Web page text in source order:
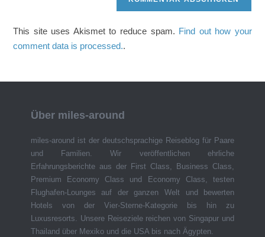
This site uses Akismet to reduce spam. Find out how your
comment data is processed..
Über miles-around
miles-around ist der deutschsprachige Reiseblog für Paare
und Familien. Wir veröffentlichen ehrliche
Erfahrungsberichte aus der First Class, Business Class,
Premium Economy Class und Economy Class, testen
Flughafen-Lounges auf der ganzen Welt und bewerten
Hotels von der Vier-Sterne-Kategorie bis hin zu
Luxusresorts. Unsere Reiseziele reichen von Singapur und
Thailand über Mexiko und die USA bis nach Ägypten.